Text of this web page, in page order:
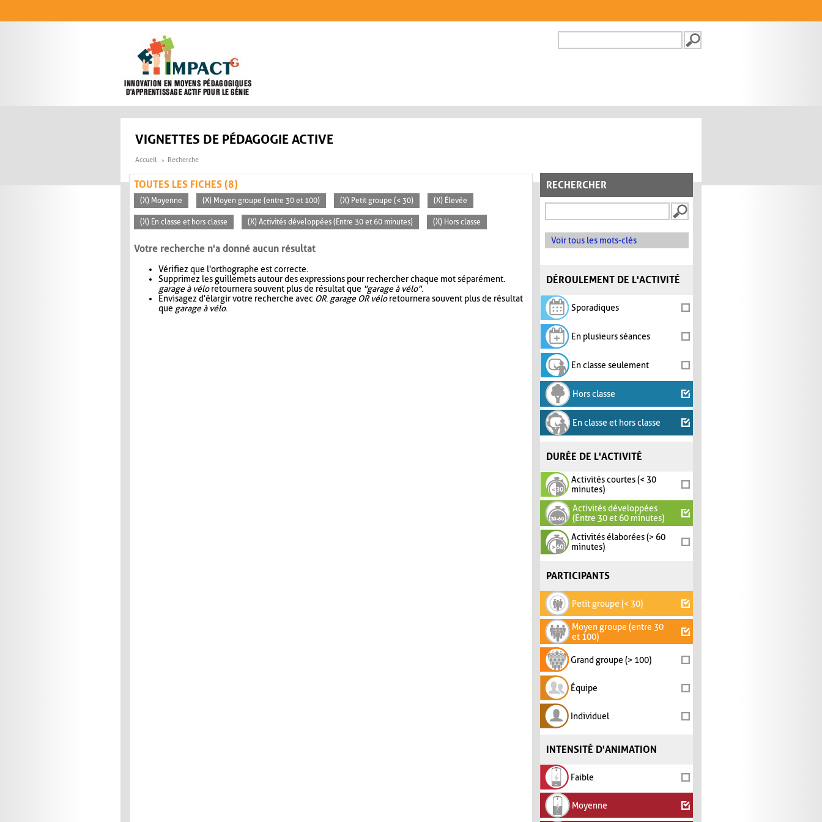
FORMULAIRE DE
VIGNETTES DE PÉDAGOGIE ACTIVE
Accueil Recherche
RECHERCHER
Voir tous les mots-clés
DÉROULEMENT DE L'ACTIVITÉ
Sporadiques
En plusieurs séances
En classe seulement
Hors classe
En classe et hors classe
DURÉE DE L'ACTIVITÉ
Activités courtes (< 30
minutes)
Activités développées
(Entre 30 et 60 minutes)
Activités élaborées (> 60
minutes)
PARTICIPANTS
Petit groupe (< 30)
Moyen groupe (entre 30
et 100)
Grand groupe (> 100)
Équipe
Individuel
INTENSITÉ D'ANIMATION
Faible
Moyenne
TOUTES LES FICHES (8)
(X) Moyenne (X) Moyen groupe (entre 30 et 100) (X) Petit groupe (< 30) (X) Élevée
(X) En classe et hors classe (X) Activités développées (Entre 30 et 60 minutes) (X) Hors classe
Votre recherche n'a donné aucun résultat
Vérifiez que l'orthographe est correcte.
Supprimez les guillemets autour des expressions pour rechercher chaque mot séparément.
garage à véloretournera souvent plus de résultat que "garage à vélo".
Envisagez d'élargir votre recherche avec OR. garage OR véloretournera souvent plus de résultat
que garage à vélo.